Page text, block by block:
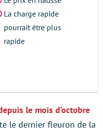
La charge rapide
pourrait être plus
rapide
le mois d’octobre
le dernier fleuron de la